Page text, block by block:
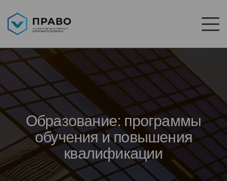
Образование: программы
обучения и повышения
квалификации